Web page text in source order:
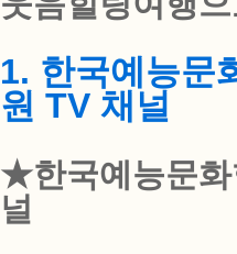
1. 한국예능문
원 TV 채널
★한국예능문화
널